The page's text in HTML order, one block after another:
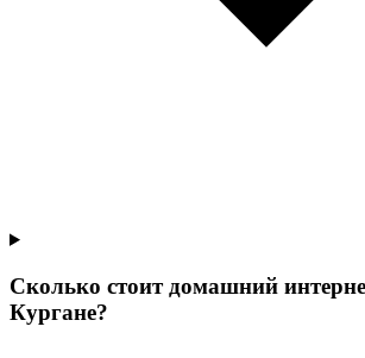
Сколько стоит домашний
Кургане?